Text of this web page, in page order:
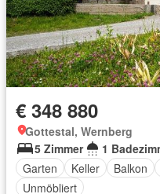
€ 348 880
Gottestal, Wernberg
5 Zimmer
1
Garten
Keller Balkon
Unmöbliert